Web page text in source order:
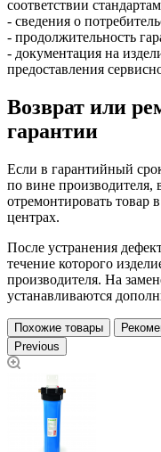
соответствии
- сведения о
- продолжительность
- документация на
предоставления
Возврат или
гарантии
Если в гарантийный
по вине производителя,
отремонтировать товар
центрах.
После устранения
течение которого
производителя. На
устанавливаются
Похожие товары
Previous